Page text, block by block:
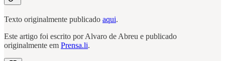
Texto originalmente publicado aqui.
Este artigo foi escrito por Alvaro de Abreu e publicado
originalmente em Prensa.li.